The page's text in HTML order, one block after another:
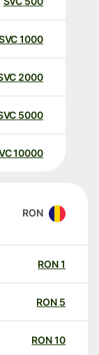
1000
SVC
2000
SVC
5000
SVC
10000
SVC
RON
RON
RON
RON